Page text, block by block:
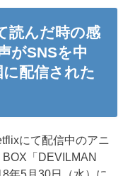
読んだ時の感
がSNSを中
配信された
にて配信中のアニ
「DEVILMAN